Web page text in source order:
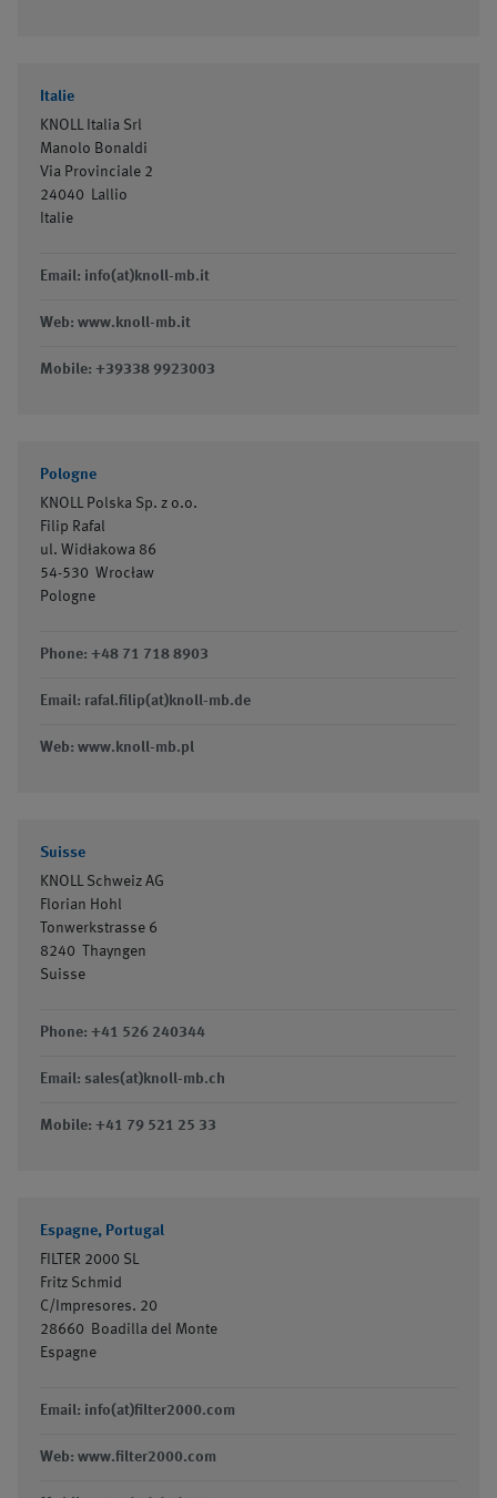
Italie
KNOLL Italia Srl
Manolo Bonaldi
Via Provinciale 2
24040
Lallio
Italie
Email: info(at)knoll-mb.it
Web: www.knoll-mb.it
Mobile: +39338 9923003
Pologne
KNOLL Polska Sp. z o.o.
Filip Rafal
ul. Widłakowa 86
54-530 Wrocław
Pologne
Phone: +48 71 718 8903
Email: rafal.filip(at)knoll-mb.de
Web: www.knoll-mb.pl
Suisse
KNOLL Schweiz AG
Florian Hohl
Tonwerkstrasse 6
8240
Thayngen
Suisse
Phone: +41 526 240344
Email: sales(at)knoll-mb.ch
Mobile: +41 79 521 25 33
Espagne, Portugal
FILTER 2000 SL
Fritz Schmid
C/Impresores. 20
28660
Boadilla del Monte
Espagne
Email: info(at)filter2000.com
Web: www.filter2000.com